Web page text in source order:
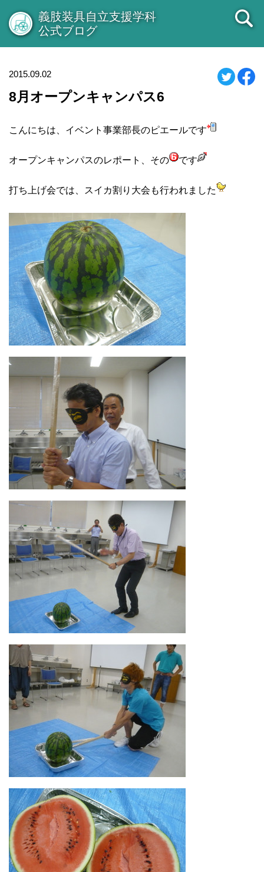
義肢装具自立支援学科
公式ブログ
2015.09.02
8月オープンキャンパス6
こんにちは、イベント事業部長のピエールです
オープンキャンパスのレポート、その です
打ち上げ会では、スイカ割り大会も行われました